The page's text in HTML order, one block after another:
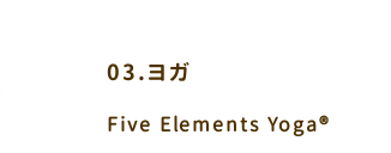
03.ヨガ
Five Elements Yoga®︎